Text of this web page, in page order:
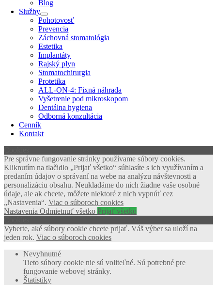
Blog
Služby
Pohotovosť
Prevencia
Záchovná stomatológia
Estetika
Implantáty
Rajský plyn
Stomatochirurgia
Protetika
ALL-ON-4: Fixná náhrada
Vyšetrenie pod mikroskopom
Dentálna hygiena
Odborná konzultácia
Cenník
Kontakt
Pre správne fungovanie stránky používame súbory cookies.
Kliknutím na tlačidlo „Prijať všetko“ súhlasíte s ich využívaním a
predaním údajov o správaní na webe na analýzu návštevnosti a
personalizáciu obsahu. Neukladáme do nich žiadne vaše osobné
údaje, ale ak chcete, môžete niektoré z nich vypnúť cez
„Nastavenia“. Viac o súboroch cookies
Nastavenia Odmietnuť všetko Prijať všetko
Vyberte, aké súbory cookie chcete prijať. Váš výber sa uloží na
jeden rok. Viac o súboroch cookies
Nevyhnutné
Tieto súbory cookie nie sú voliteľné. Sú potrebné pre
fungovanie webovej stránky.
Štatistiky